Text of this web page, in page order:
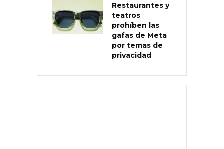
Restaurantes y
teatros
prohíben las
gafas de Meta
por temas de
privacidad